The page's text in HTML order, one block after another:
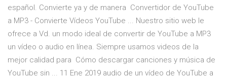
español. Convierte ya y de manera Convertidor de YouTube
a MP3 - Convierte Vídeos YouTube ... Nuestro sitio web le
ofrece a Vd. un modo ideal de convertir de YouTube a MP3
un vídeo o audio en línea. Siempre usamos videos de la
mejor calidad para Cómo descargar canciones y música de
YouTube sin ... 11 Ene 2019 audio de un vídeo de YouTube a